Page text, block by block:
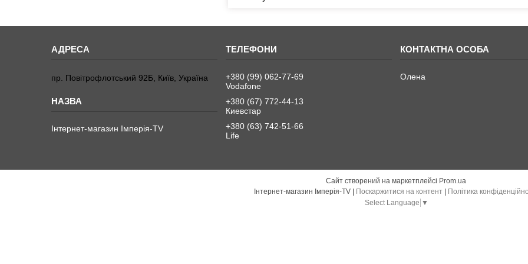
пр. Повітрофлотський 92Б, Київ, Україна
Інтернет-магазин Імперія-TV
+380 (99) 062-77-69
Vodafone
+380 (67) 772-44-13
Киевстар
+380 (63) 742-51-66
Life
Олена
Сайт створений на маркетплейсі Prom.ua
Поскаржитися на контент
Політика
Select Language ▼